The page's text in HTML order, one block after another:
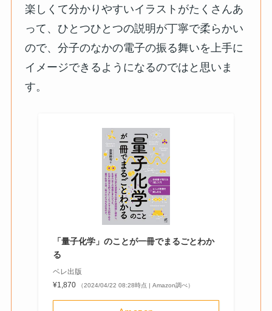
楽しくて分かりやすいイラストがたくさんあ
って、ひとつひとつの説明が丁寧で柔らかい
ので、分子のなかの電子の振る舞いを上手に
イメージできるようになるのではと思いま
す。
「量子化学」のことが一冊でまるごとわか
る
ベレ出版
¥1,870
（2024/04/22 08:28時点 | Amazon調べ）